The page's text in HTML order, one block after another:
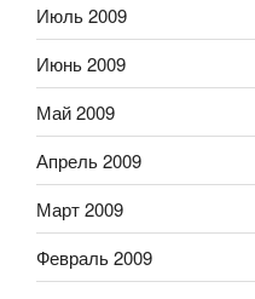
Июль 2009
Июнь 2009
Май 2009
Апрель 2009
Март 2009
Февраль 2009